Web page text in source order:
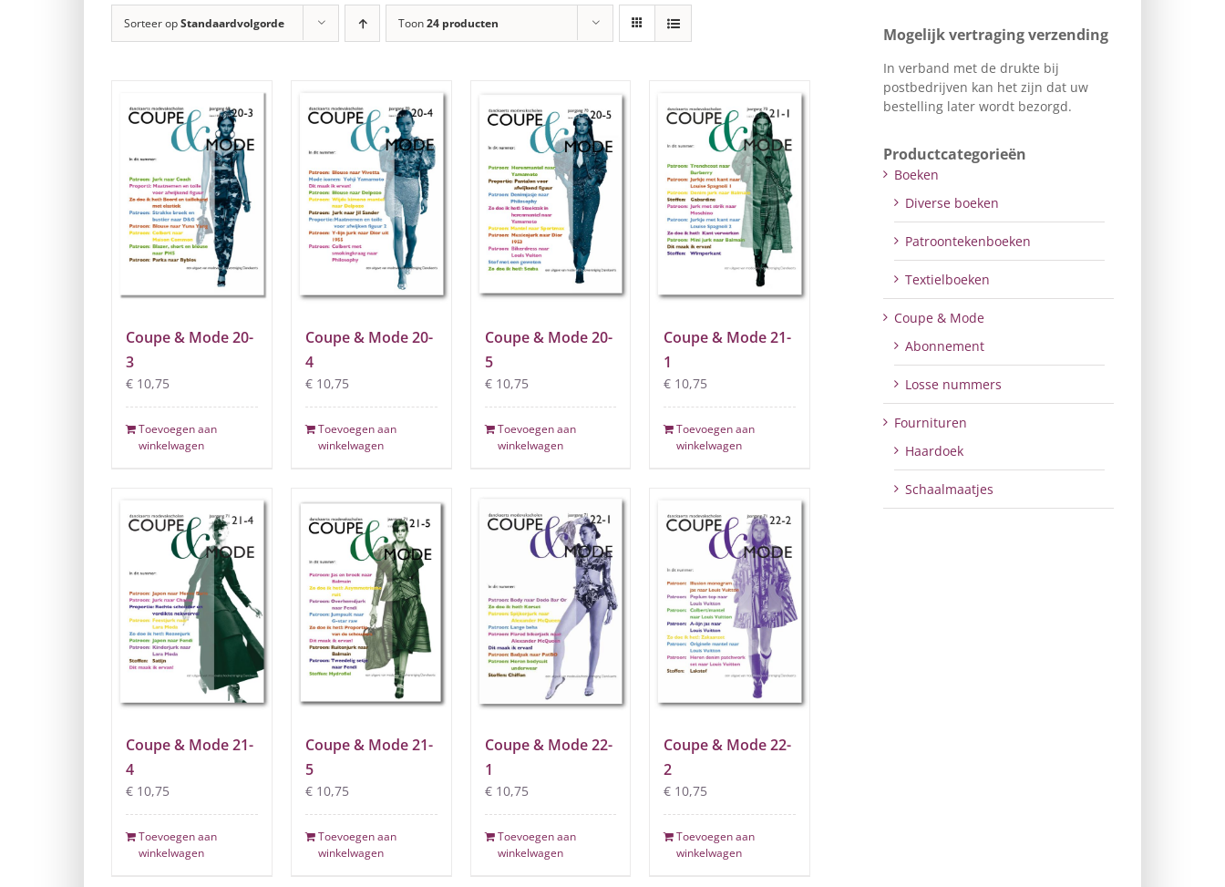
Sorteer opStandaardvolgorde Toon24 producten
Coupe & Mode 20-
3
€ 10,75
Toevoegen aan
winkelwagen
Coupe & Mode 20-
4
€10,75
Toevoegen aan
winkelwagen
Coupe & Mode 20-
5
€10,75
Toevoegen aan
winkelwagen
Coupe & Mode 21-
1
€ 10,75
Toevoegen aan
winkelwagen
Coupe & Mode 21-
4
€ 10,75
Toevoegen aan
winkelwagen
Coupe & Mode 21-
5
€10,75
Toevoegen aan
winkelwagen
Coupe & Mode 22-
1
€10,75
Toevoegen aan
winkelwagen
Coupe & Mode 22-
2
€ 10,75
Toevoegen aan
winkelwagen
Mogelijk vertraging verzending
In verband met de drukte bij
postbedrijven kan het zijn dat uw
bestelling later wordt bezorgd.
Productcategorieën
Boeken
Diverse boeken
Patroontekenboeken
Textielboeken
Coupe & Mode
Abonnement
Losse nummers
Fournituren
Haardoek
Schaalmaatjes